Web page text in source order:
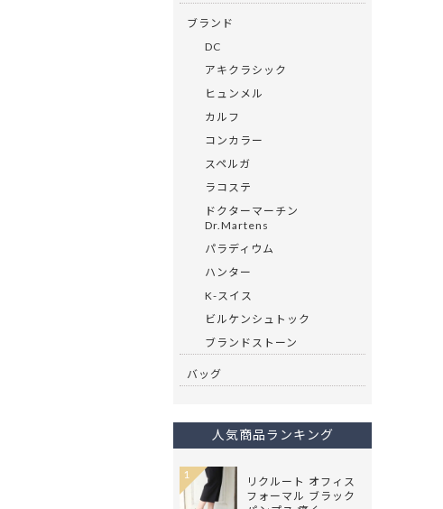
ブランド
DC
アキクラシック
ヒュンメル
カルフ
コンカラー
スペルガ
ラコステ
ドクターマーチン
Dr.Martens
パラディウム
ハンター
K-スイス
ビルケンシュトック
ブランドストーン
バッグ
人気商品ランキング
リクルート オフィス
フォーマル ブラック
1